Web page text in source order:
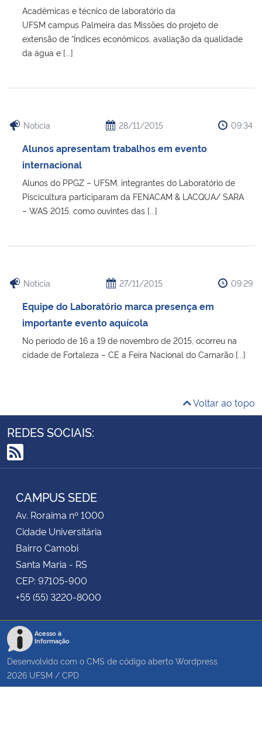
Acadêmicas e técnico de laboratório da
UFSM campus Palmeira das Missões do projeto de
extensão de “Índices econômicos, avaliação da qualidade
da água e [...]
Notícia 28/11/2015 09:34
Alunos apresentam trabalhos em evento
internacional
Alunos do PPGZ – UFSM, integrantes do Laboratório de
Piscicultura participaram da FENACAM & LACQUA/ SARA
– WAS 2015, como ouvintes das [...]
Notícia 27/11/2015 09:29
Equipe do Laboratório marca presença em
importante evento aquícola
No período de 16 a 19 de novembro de 2015, ocorreu na
cidade de Fortaleza – CE a Feira Nacional do Camarão [...]
Voltar ao topo
REDES SOCIAIS:
RSS
CAMPUS SEDE
Av. Roraima nº 1000
Cidade Universitária
Bairro Camobi
Santa Maria - RS
CEP: 97105-900
+55 (55) 3220-8000
Acesso à
Informação
Desenvolvido com o CMS de código aberto Wordpress
2026 UFSM / CPD